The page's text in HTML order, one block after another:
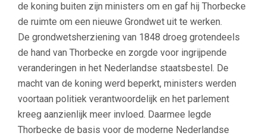
de koning buiten zijn ministers om en gaf hij Thorbecke
de ruimte om een nieuwe Grondwet uit te werken.
De grondwetsherziening van 1848 droeg grotendeels
de hand van Thorbecke en zorgde voor ingrijpende
veranderingen in het Nederlandse staatsbestel. De
macht van de koning werd beperkt, ministers werden
voortaan politiek verantwoordelijk en het parlement
kreeg aanzienlijk meer invloed. Daarmee legde
Thorbecke de basis voor de moderne Nederlandse